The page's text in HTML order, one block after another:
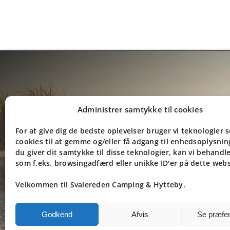
Administrer samtykke til cookies
For at give dig de bedste oplevelser bruger vi teknologier
cookies til at gemme og/eller få adgang til
du giver dit samtykke til disse teknologier, kan vi
som f.eks. browsingadfærd eller unikke ID'er på dette
Velkommen til Svalereden Camping & Hytteby.
Godkend Afvis Se
Frederikshavnsvej 112b
9900 Frederikshavn
Danmark
Email: info@svaleredencamping.dk